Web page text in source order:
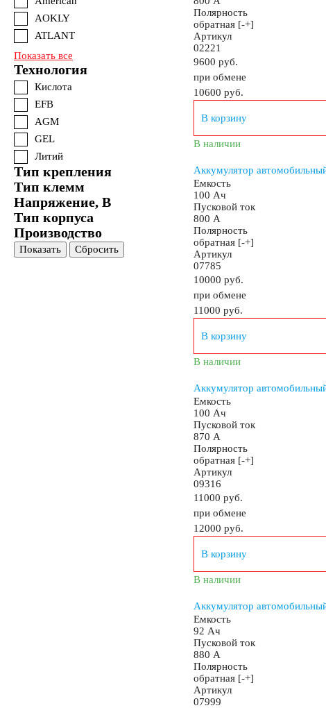
AOKLY
ATLANT
Показать все
Технология
Кислота
EFB
AGM
GEL
Литий
Тип крепления
Тип клемм
Напряжение, В
Тип корпуса
Производство
Показать Сбросить
Полярность
обратная [-+]
Артикул
02221
9600 руб.
при обмене
10600 руб.
В корзину
В наличии
Аккумулятор
Емкость
100 Ач
Пусковой ток
800 А
Полярность
обратная [-+]
Артикул
07785
10000 руб.
при обмене
11000 руб.
В корзину
В наличии
Аккумулятор
Емкость
100 Ач
Пусковой ток
870 А
Полярность
обратная [-+]
Артикул
09316
11000 руб.
при обмене
12000 руб.
В корзину
В наличии
Аккумулятор
Емкость
92 Ач
Пусковой ток
880 А
Полярность
обратная [-+]
Артикул
07999